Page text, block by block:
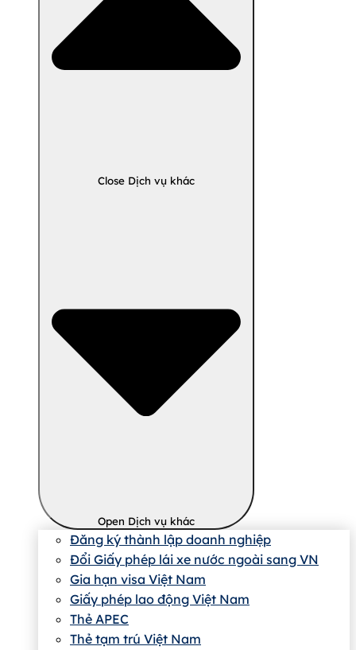
Close Dịch vụ khác
Open Dịch vụ khác
Đăng ký thành lập doanh nghiệp
Đổi Giấy phép lái xe nước ngoài sang VN
Gia hạn visa Việt Nam
Giấy phép lao động Việt Nam
Thẻ APEC
Thẻ tạm trú Việt Nam